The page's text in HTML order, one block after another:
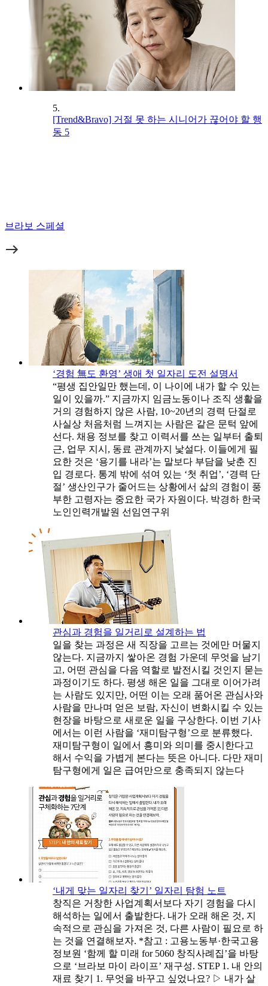
5.
[Trend&Bravo] 거절 못 하는 시니어가 끊어야 할 행
동 5
브라보 스페셜
‘경험 無도 환영’ 생애 첫 일자리 도전 설명서
“평생 집안일만 했는데, 이 나이에 내가 할 수 있는
일이 있을까.” 지금까지 임금노동이나 조직 생활을
거의 경험하지 않은 사람, 10~20년의 경력 단절로
사실상 처음처럼 느껴지는 사람은 같은 문턱 앞에
선다. 채용 정보를 찾고 이력서를 쓰는 일부터 출퇴
근, 업무 지시, 동료 관계까지 낯설다. 이들에게 필
요한 것은 ‘용기를 내라’는 말보다 부담을 낮춘 진
입 경로다. 통계 밖에 섞여 있는 ‘첫 취업’, ‘경력 단
절’ 생산인구가 줄어드는 상황에서 삶의 경험이 풍
부한 고령자는 중요한 국가 자원이다. 박경하 한국
노인인력개발원 선임연구위
관심과 경험을 일거리로 설계하는 법
일을 찾는 과정은 새 직장을 고르는 것에만 머물지
않는다. 지금까지 쌓아온 경험 가운데 무엇을 남기
고, 어떤 관심을 다음 역할로 발전시킬 것인지 묻는
과정이기도 하다. 평생 해온 일을 그대로 이어가려
는 사람도 있지만, 어떤 이는 오래 품어온 관심사와
사람을 만나며 얻은 보람, 자신이 변화시킬 수 있는
현장을 바탕으로 새로운 일을 구상한다. 이번 기사
에서는 이런 사람을 ‘재미탐구형’으로 분류했다.
재미탐구형이 일에서 흥미와 의미를 중시한다고
해서 수익을 가볍게 본다는 뜻은 아니다. 다만 재미
탐구형에게 일은 급여만으로 충족되지 않는다
‘내게 맞는 일자리 찾기’ 일자리 탐험 노트
창직은 거창한 사업계획서보다 자기 경험을 다시
해석하는 일에서 출발한다. 내가 오래 해온 것, 지
속적으로 관심을 가져온 것, 다른 사람이 필요로 하
는 것을 연결해보자. *참고 : 고용노동부·한국고용
정보원 ‘함께 할 미래 for 5060 창직사례집’을 바탕
으로 ‘브라보 마이 라이프’ 재구성. STEP 1. 내 안의
재료 찾기 1. 무엇을 바꾸고 싶었나요? ▷ 내가 살